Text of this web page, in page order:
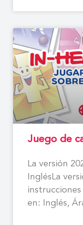
Juego de
La versión
InglésLa
en: Inglés,